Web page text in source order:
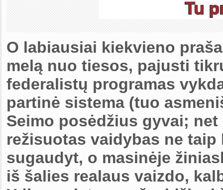
O labiausiai kiekvieno
melą nuo tiesos, pajusti
federalistų programas
partinė sistema (tuo
Seimo posėdžius gyvai;
režisuotas vaidybas ne
sugaudyt, o masinėje
iš šalies realaus vaizdo,